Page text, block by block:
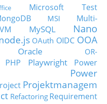
Microsoft Test
MSI
Multi-
MySQL
Nano
OAuth OIDC OOA
Oracle
OR-
PHP Playwright
Power
Power
Projektmanagem
Refactoring Requirement